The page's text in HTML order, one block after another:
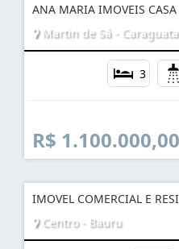
ANA MARIA IMOVEIS
Martin de Sá -
3
R$ 1.100.000,00
IMOVEL COMERCIAL E
Centro - Bauru